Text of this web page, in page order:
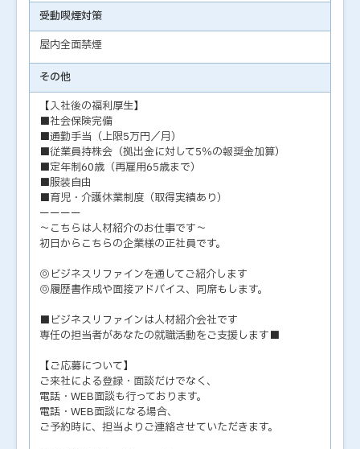
受動喫煙対策
屋内全面禁煙
その他
【入社後の福利厚生】
■社会保険完備
■通勤手当（上限5万円／月）
■従業員持株会（拠出金に対して5％の報奨金加算）
■定年制60歳（再雇用65歳まで）
■服装自由
■育児・介護休業制度（取得実績あり）
ーーーー
～こちらは人材紹介のお仕事です～
初日からこちらの企業様の正社員です。
◎ビジネスリファインを通してご紹介します
◎履歴書作成や面接アドバイス、同席もします。
■ビジネスリファインは人材紹介会社です
専任の担当者があなたの就職活動をご支援します■
【ご応募について】
ご来社による登録・面談だけでなく、
電話・WEB面談も行っております。
電話・WEB面談になる場合、
ご予約時に、担当よりご連絡させていただきます。